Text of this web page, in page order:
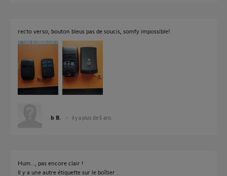
recto verso, bouton bleus pas de soucis, somfy impossible!
b B. il y a plus de 6 ans
Hum..., pas encore clair !
Il y a une autre étiquette sur le boîtier .